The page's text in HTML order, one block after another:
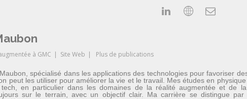
à GMC | Site Web | Plus de publications
spécialisé dans les applications des technologies pour favoriser
peut les utiliser pour améliorer la vie et le travail. Mes études en
en particulier dans les domaines de la réalité augmentée et de
sur le terrain, avec un objectif clair. Ma carrière se distingue